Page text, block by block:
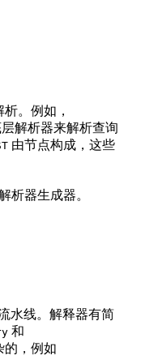
。例如，
解析器来解析查询
由节点构成，这些
析器生成器。
水线。解释器有简
和
的，例如